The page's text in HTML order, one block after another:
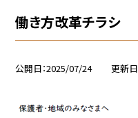
働き方改革チラシ
公開日 2025/07/24 更新日